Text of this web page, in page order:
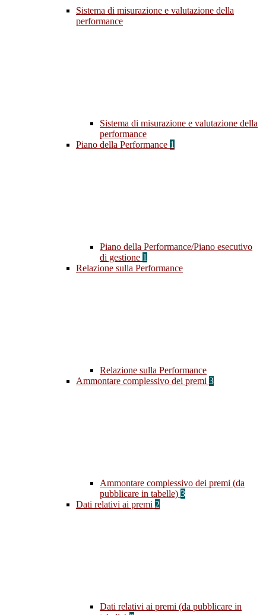
Sistema di misurazione e valutazione della
performance
Sistema di misurazione e valutazione della
performance
Piano della Performance 1
Piano della Performance/Piano esecutivo
di gestione 1
Relazione sulla Performance
Relazione sulla Performance
Ammontare complessivo dei premi 3
Ammontare complessivo dei premi (da
pubblicare in tabelle) 3
Dati relativi ai premi 2
Dati relativi ai premi (da pubblicare in